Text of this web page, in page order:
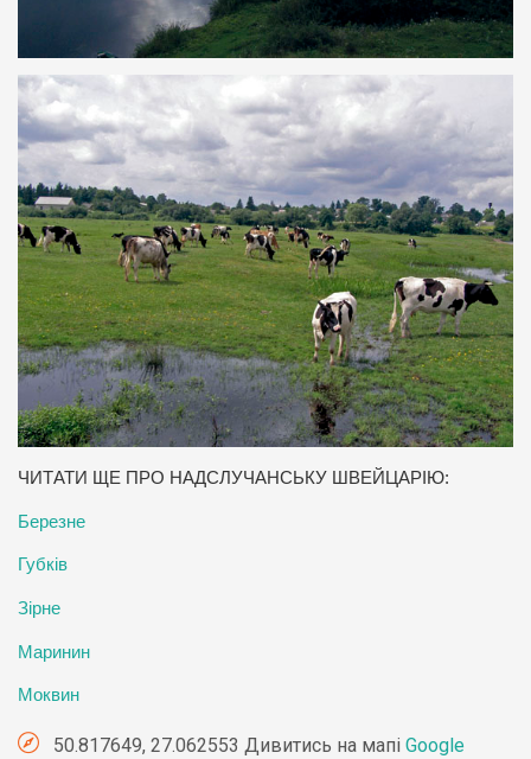
ЧИТАТИ ЩЕ ПРО НАДСЛУЧАНСЬКУ ШВЕЙЦАРІЮ:
Березне
Губків
Зірне
Маринин
Моквин
50.817649, 27.062553 Дивитись на мапі Google